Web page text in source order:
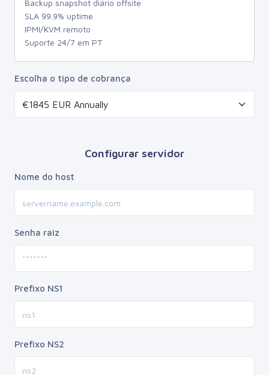
Backup snapshot diário offsite
SLA 99.9% uptime
IPMI/KVM remoto
Suporte 24/7 em PT
Escolha o tipo de cobrança
Configurar servidor
Nome do host
Senha raiz
Prefixo NS1
Prefixo NS2